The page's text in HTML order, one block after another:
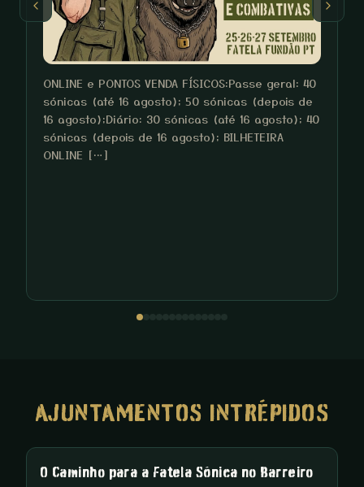
ONLINE e PONTOS VENDA FÍSICOS:Passe geral: 40
sónicas (até 16 agosto); 50 sónicas (depois de
16 agosto);Diário: 30 sónicas (até 16 agosto); 40
sónicas (depois de 16 agosto); BILHETEIRA
ONLINE […]
AJUNTAMENTOS INTRÉPIDOS
O Caminho para a Fatela Sónica no Barreiro